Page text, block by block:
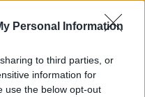
Personal Information
to third parties, or
information for
use the below opt-out
új készségeket
alakítsunk ki a
emberekkel.